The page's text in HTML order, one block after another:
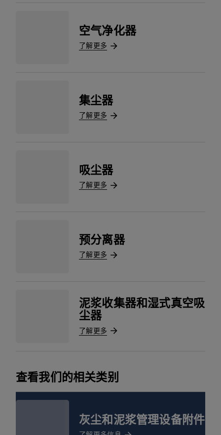
空气净化器
了解更多
集尘器
了解更多
吸尘器
了解更多
预分离器
了解更多
泥浆收集器和湿式真空吸
尘器
了解更多
查看我们的相关类别
灰尘和泥浆管理设备附件